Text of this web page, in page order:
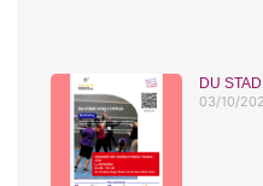
DU
03/10/